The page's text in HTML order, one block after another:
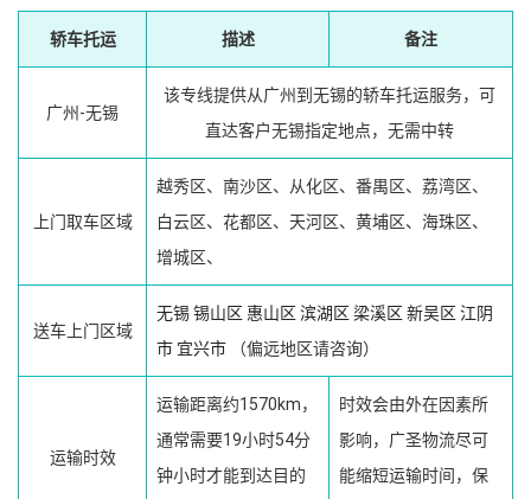
轿车托运 描述 备注
广州-无锡
该专线提供从广州到无锡的轿车托运服务，可
直达客户无锡指定地点，无需中转
上门取车区域
越秀区、南沙区、从化区、番禺区、荔湾区、
白云区、花都区、天河区、黄埔区、海珠区、
增城区、
送车上门区域
无锡锡山区 惠山区 滨湖区 梁溪区 新吴区 江阴
市 宜兴市 （偏远地区请咨询）
运输时效
运输距离约1570km，
通常需要19小时54分
钟小时才能到达目的
时效会由外在因素所
影响，广圣物流尽可
能缩短运输时间，保